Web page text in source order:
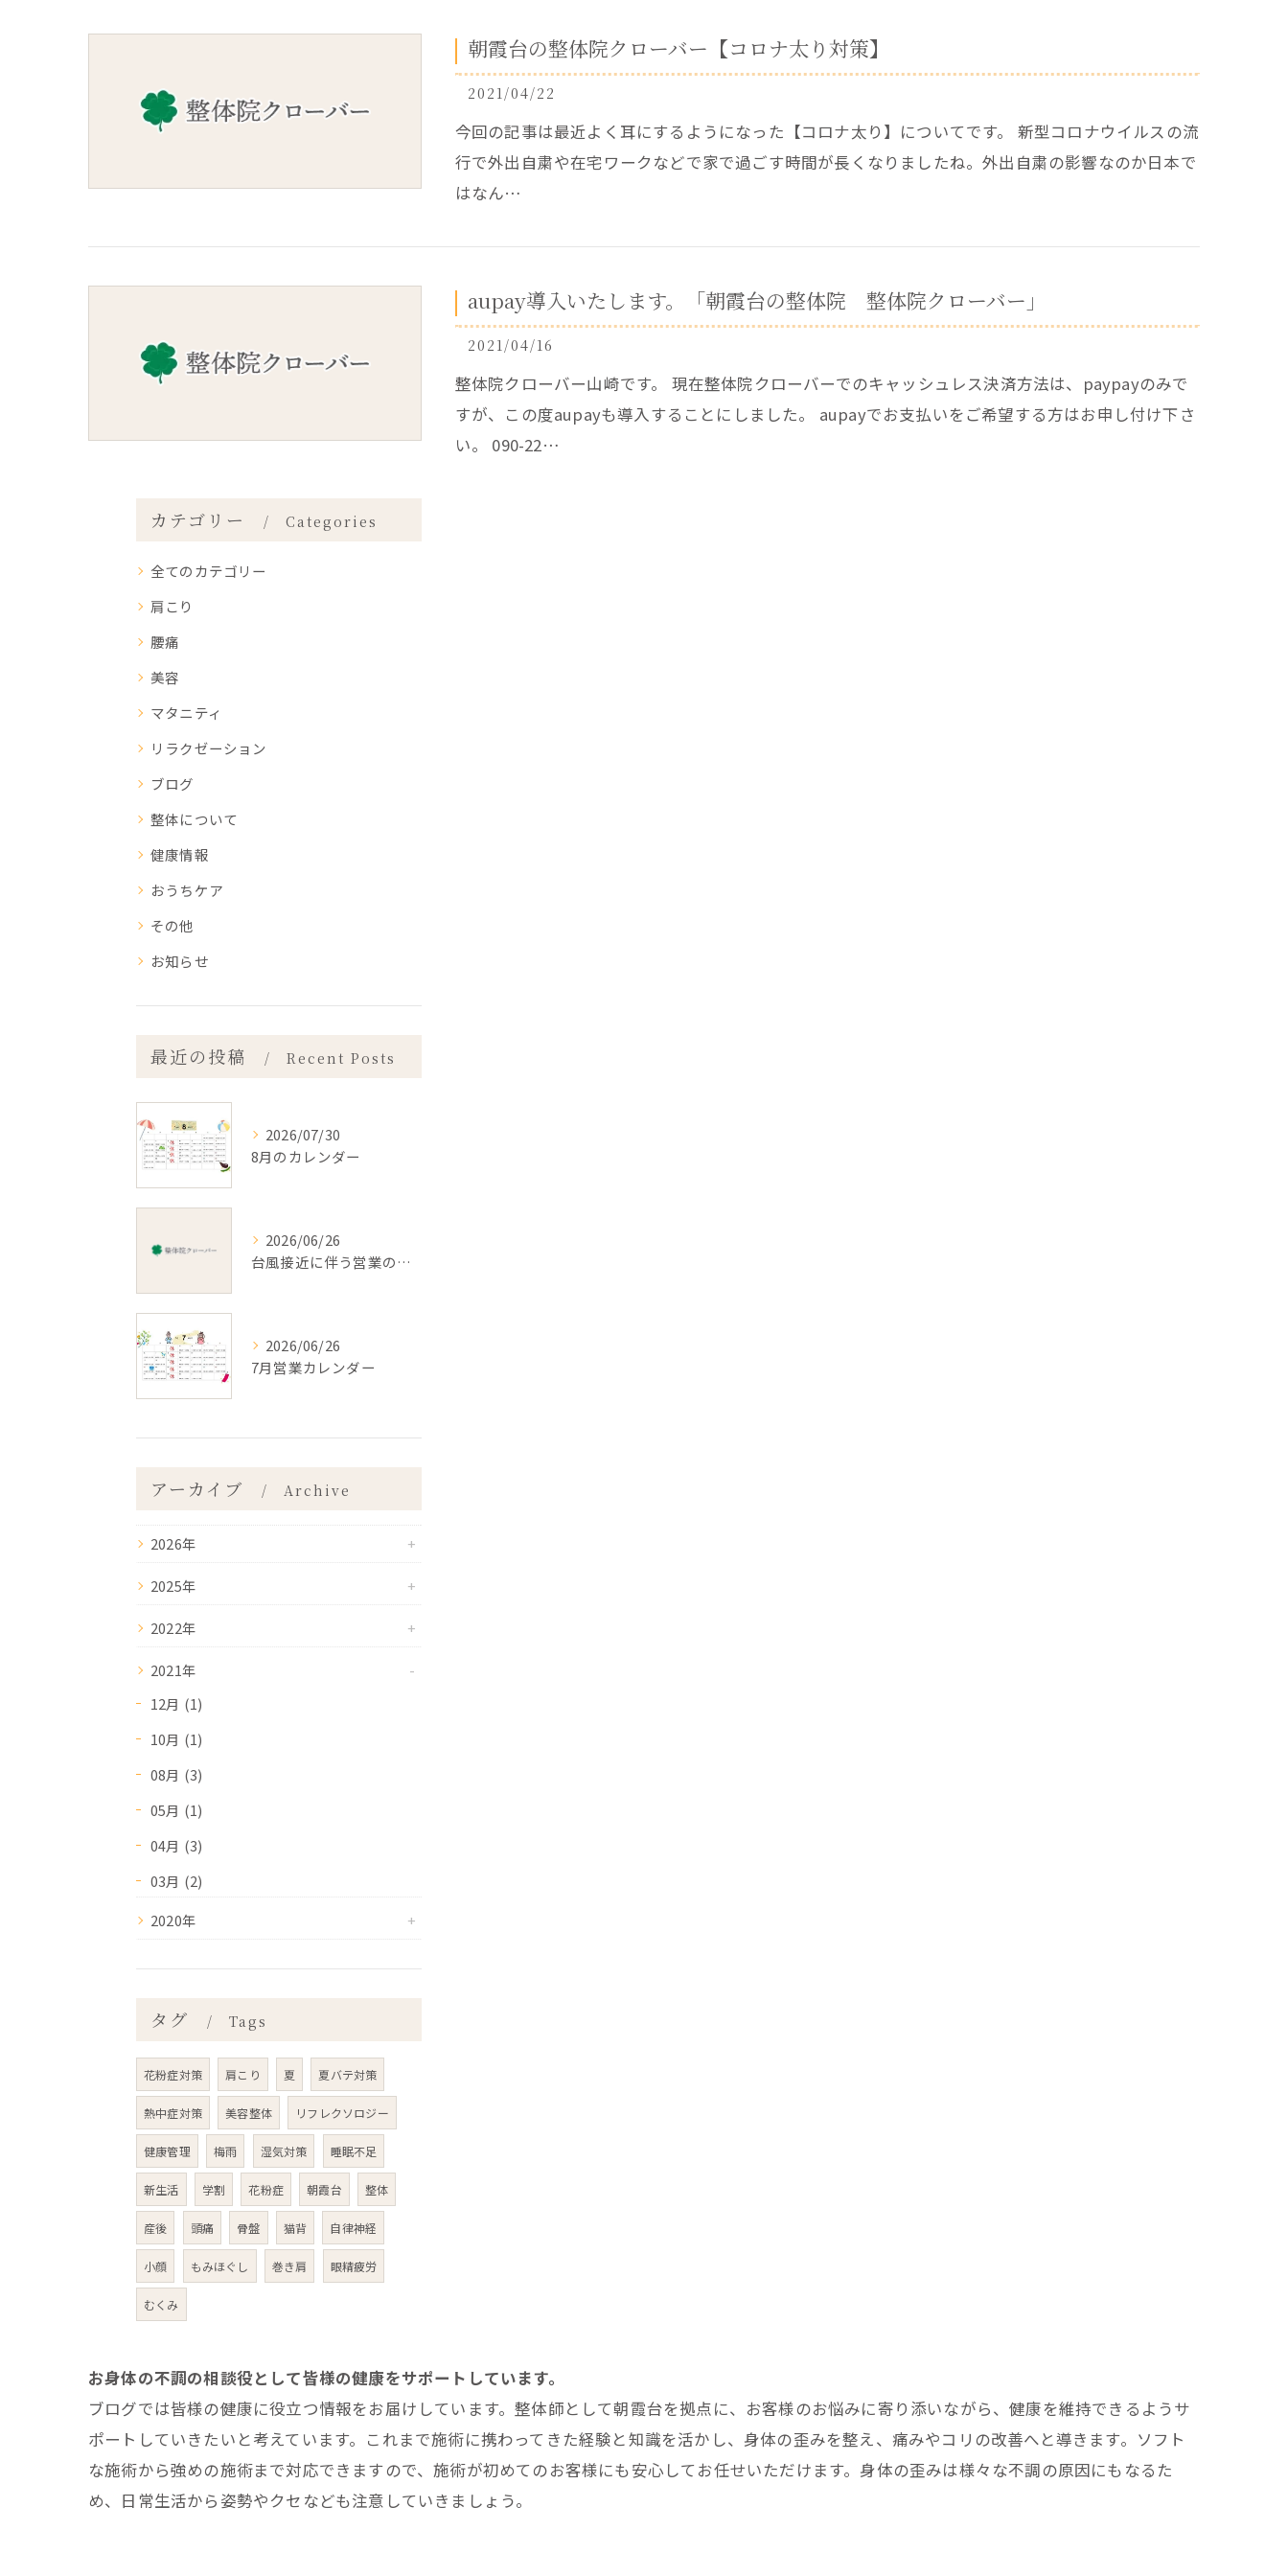
朝霞台の整体院クローバー【コロナ太り対策】
2021/04/22
今回の記事は最近よく耳にするようになった【コロナ太り】についてです。 新型コロナウイルスの流
行で外出自粛や在宅ワークなどで家で過ごす時間が長くなりましたね。外出自粛の影響なのか日本で
はなん…
aupay導入いたします。「朝霞台の整体院 整体院クローバー」
2021/04/16
整体院クローバー山崎です。 現在整体院クローバーでのキャッシュレス決済方法は、paypayのみで
すが、この度aupayも導入することにしました。 aupayでお支払いをご希望する方はお申し付け下さ
い。 090-22…
カテゴリー Categories
全てのカテゴリー
肩こり
腰痛
美容
マタニティ
リラクゼーション
ブログ
整体について
健康情報
おうちケア
その他
お知らせ
最近の投稿 Recent Posts
2026/07/30
8月のカレンダー
2026/06/26
台風接近に伴う営業のお知らせ
2026/06/26
7月営業カレンダー
アーカイブ Archive
2026年
2025年
2022年
2021年
12月 (1)
10月 (1)
08月 (3)
05月 (1)
04月 (3)
03月 (2)
2020年
タグ Tags
花粉症対策 肩こり 夏 夏バテ対策
熱中症対策 美容整体 リフレクソロジー
健康管理 梅雨 湿気対策 睡眠不足
新生活 学割 花粉症 朝霞台 整体
産後 頭痛 骨盤 猫背 自律神経
小顔 もみほぐし 巻き肩 眼精疲労
むくみ
お身体の不調の相談役として皆様の健康をサポートしています。
ブログでは皆様の健康に役立つ情報をお届けしています。整体師として朝霞台を拠点に、お客様のお悩みに寄り添いながら、健康を維持できるようサ
ポートしていきたいと考えています。これまで施術に携わってきた経験と知識を活かし、身体の歪みを整え、痛みやコリの改善へと導きます。ソフト
な施術から強めの施術まで対応できますので、施術が初めてのお客様にも安心してお任せいただけます。身体の歪みは様々な不調の原因にもなるた
め、日常生活から姿勢やクセなども注意していきましょう。